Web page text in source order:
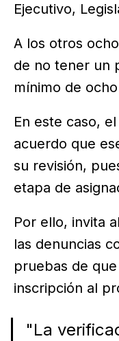
Ejecutivo,
A los otros
de no tener un
mínimo de
En este caso,
acuerdo que
su revisión,
etapa de
Por ello, invita
las denuncias
pruebas de
inscripción al
"La